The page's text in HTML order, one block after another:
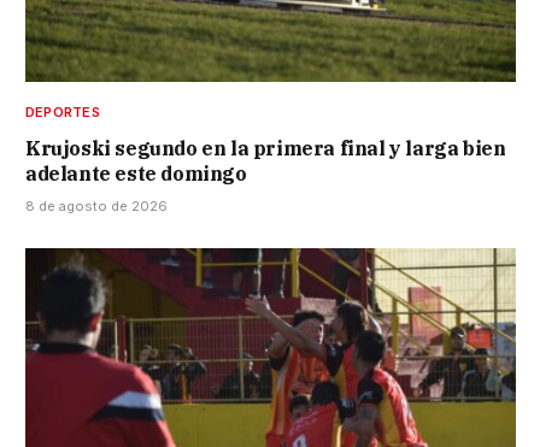
DEPORTES
Krujoski segundo en la primera final y larga bien
adelante este domingo
8 de agosto de 2026